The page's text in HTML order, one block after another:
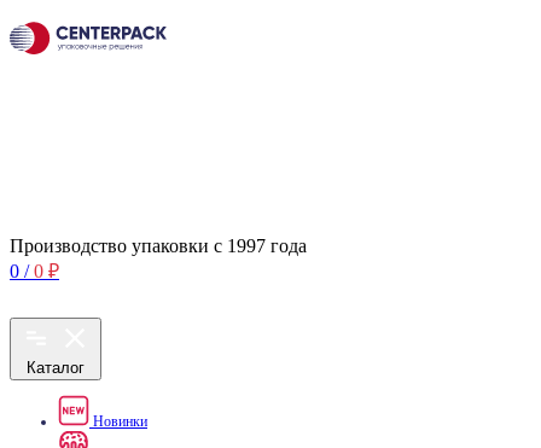
Производство упаковки с 1997 года
0 / 0 ₽
Каталог
Новинки